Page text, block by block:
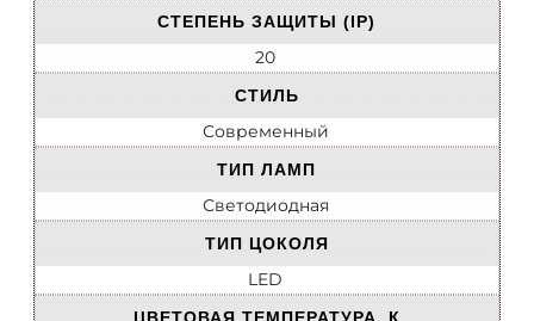
СТЕПЕНЬ ЗАЩИТЫ (IP)
20
СТИЛЬ
Современный
ТИП ЛАМП
Светодиодная
ТИП ЦОКОЛЯ
LED